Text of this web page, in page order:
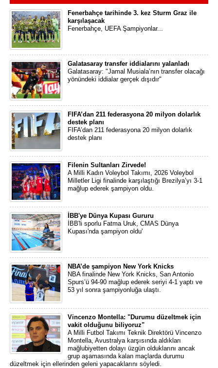
Fenerbahçe tarihinde 3. kez Sturm Graz ile
karşılaşacak
Fenerbahçe, UEFA Şampiyonlar...
Galatasaray transfer iddialarını yalanladı
Galatasaray: "Jamal Musiala’nın transfer olacağı
yönündeki iddialar gerçek dışıdır"
FIFA’dan 211 federasyona 20 milyon dolarlık
destek planı
FIFA’dan 211 federasyona 20 milyon dolarlık
destek planı
Filenin Sultanları Zirvede!
A Milli Kadın Voleybol Takımı, 2026 Voleybol
Milletler Ligi finalinde karşılaştığı Brezilya’yı 3-1
mağlup ederek şampiyon oldu.
İBB'ye Dünya Kupası Gururu
İBB'li sporlu Fatma Uruk, CMAS Dünya
Kupası'nda şampiyon oldu'
NBA’de şampiyon New York Knicks
NBA finalinde New York Knicks, San Antonio
Spurs’ü 94-90 mağlup ederek seriyi 4-1 yaptı ve
53 yıl sonra şampiyonluğa ulaştı.
Vincenzo Montella: "Durumu düzeltmek için
vakit olduğunu biliyoruz"
A Milli Futbol Takımı Teknik Direktörü Vincenzo
Montella, Avustralya karşısında aldıkları
mağlubiyetten dolayı üzgün olduklarını ancak
grup aşamasında kalan maçlarda durumu
düzeltmek için ellerinden geleni yapacaklarını söyledi.